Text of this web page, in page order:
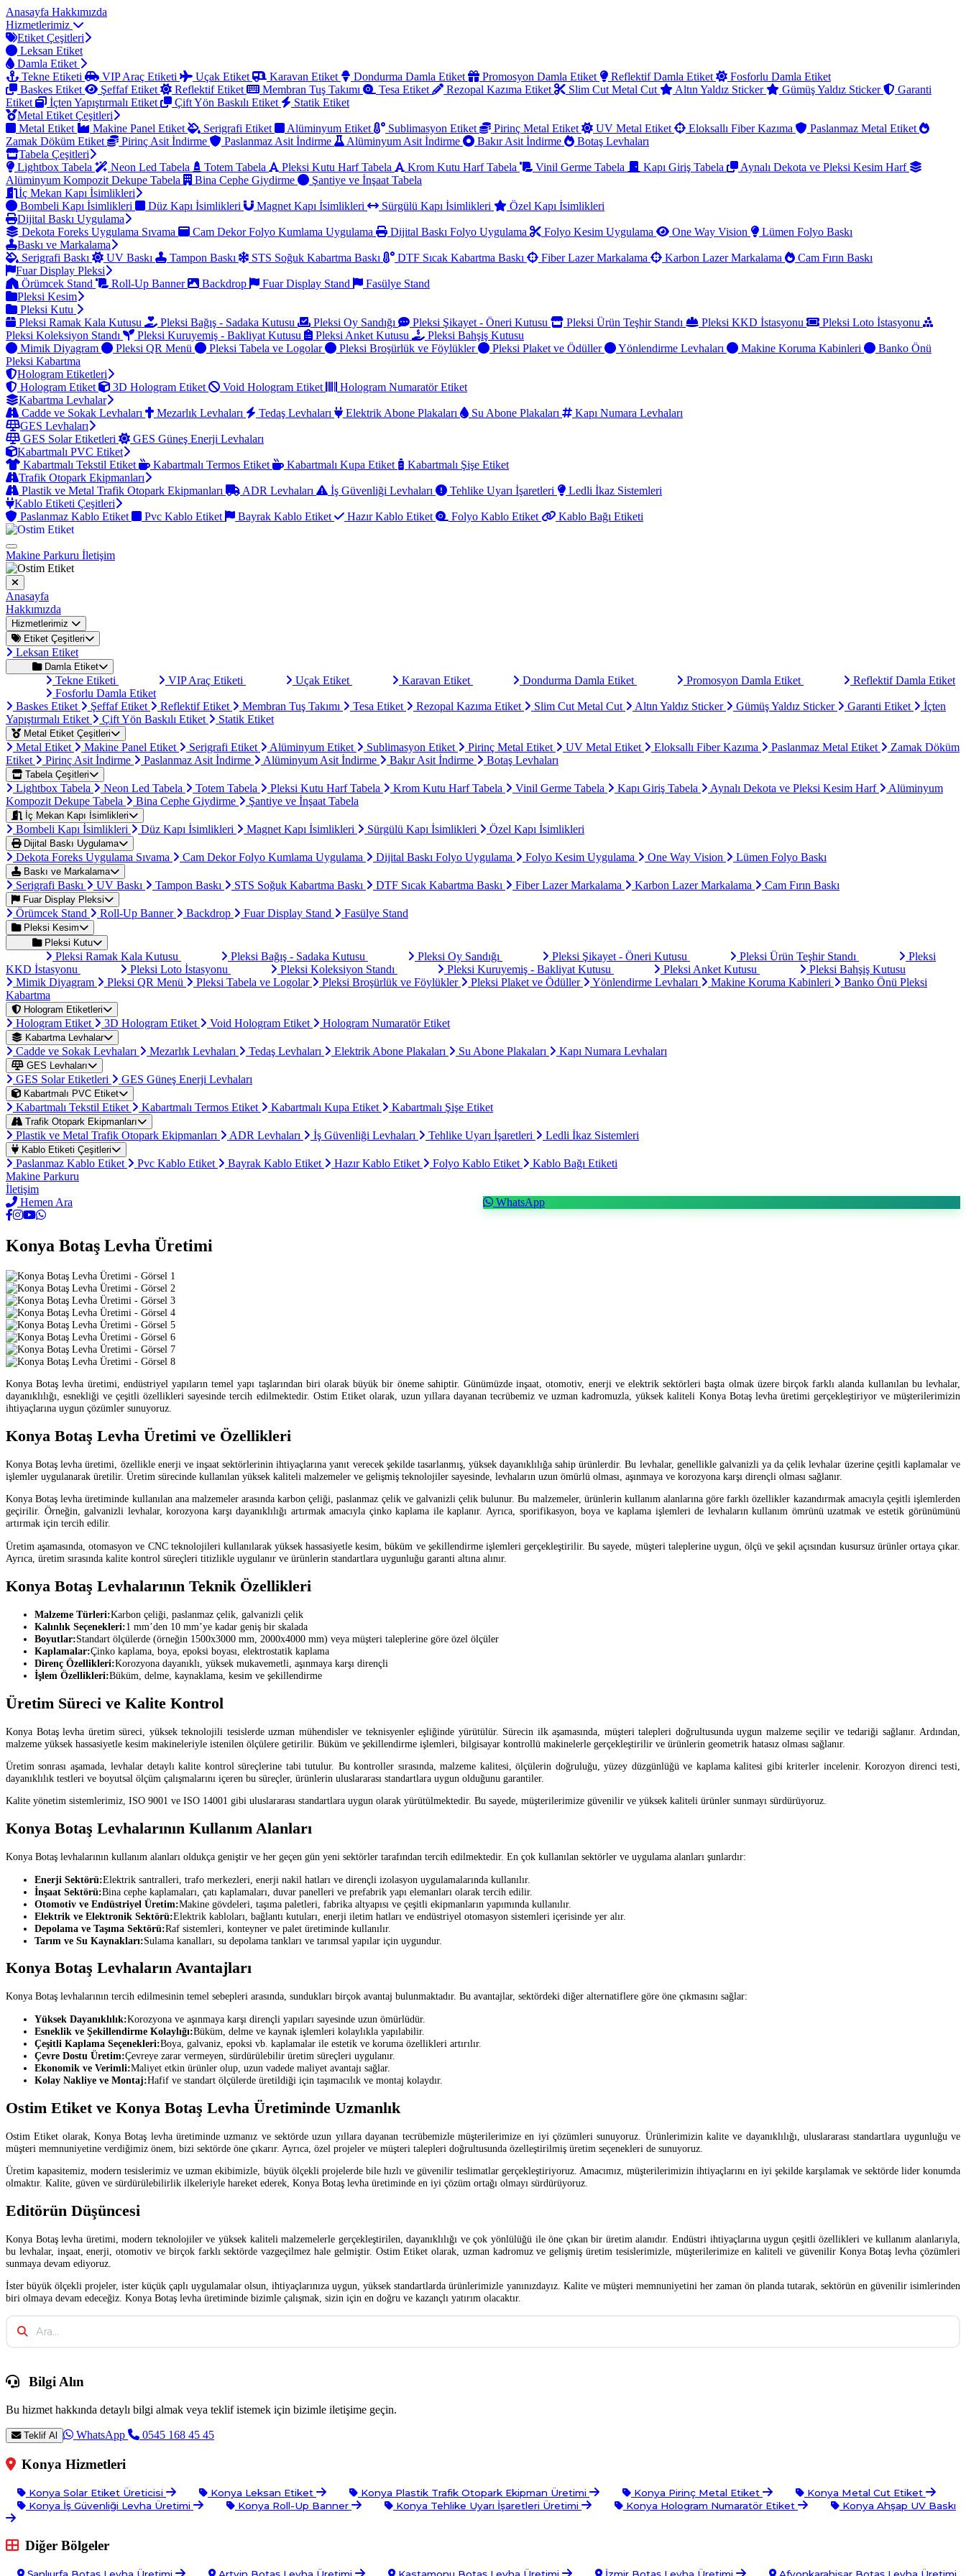
Anasayfa Hakkımızda
Hizmetlerimiz
Etiket Çeşitleri
Leksan Etiket
Damla Etiket
Tekne Etiketi
VIP Araç Etiketi Uçak Etiket Karavan Etiket Dondurma Damla Etiket Promosyon Damla Etiket Reflektif Damla Etiket
Fosforlu Damla Etiket
Baskes Etiket
Şeffaf Etiket Reflektif Etiket Membran Tuş Takımı Tesa Etiket Rezopal Kazıma Etiket Slim Cut Metal Cut Altın Yaldız Sticker Gümüş Yaldız Sticker
Garanti
Etiket
İçten Yapıştırmalı Etiket Çift Yön Baskılı Etiket
Statik Etiket
Metal Etiket Çeşitleri
Metal Etiket
Makine Panel Etiket Serigrafi Etiket Alüminyum Etiket Sublimasyon Etiket Pirinç Metal Etiket UV Metal Etiket Eloksallı Fiber Kazıma
Paslanmaz Metal Etiket
Zamak Döküm Etiket
Pirinç Asit İndirme Paslanmaz Asit İndirme Alüminyum Asit İndirme Bakır Asit İndirme
Botaş Levhaları
Tabela Çeşitleri
Lightbox Tabela
Neon Led Tabela Totem Tabela Pleksi Kutu Harf Tabela Krom Kutu Harf Tabela Vinil Germe Tabela Kapı Giriş Tabela
Aynalı Dekota ve Pleksi Kesim Harf
Alüminyum Kompozit Dekupe Tabela
Bina Cephe Giydirme
Şantiye ve İnşaat Tabela
İç Mekan Kapı İsimlikleri
Bombeli Kapı İsimlikleri
Düz Kapı İsimlikleri Magnet Kapı İsimlikleri Sürgülü Kapı İsimlikleri
Özel Kapı İsimlikleri
Dijital Baskı Uygulama
Dekota Foreks Uygulama Sıvama
Cam Dekor Folyo Kumlama Uygulama Dijital Baskı Folyo Uygulama Folyo Kesim Uygulama One Way Vision
Lümen Folyo Baskı
Baskı ve Markalama
Serigrafi Baskı
UV Baskı Tampon Baskı STS Soğuk Kabartma Baskı DTF Sıcak Kabartma Baskı Fiber Lazer Markalama Karbon Lazer Markalama
Cam Fırın Baskı
Fuar Display Pleksi
Örümcek Stand
Roll-Up Banner Backdrop Fuar Display Stand
Fasülye Stand
Pleksi Kesim
Pleksi Kutu
Pleksi Ramak Kala Kutusu
Pleksi Bağış - Sadaka Kutusu Pleksi Oy Sandığı Pleksi Şikayet - Öneri Kutusu Pleksi Ürün Teşhir Standı Pleksi KKD İstasyonu
Pleksi Loto İstasyonu
Pleksi Koleksiyon Standı
Pleksi Kuruyemiş - Bakliyat Kutusu Pleksi Anket Kutusu
Pleksi Bahşiş Kutusu
Mimik Diyagram
Pleksi QR Menü Pleksi Tabela ve Logolar Pleksi Broşürlük ve Föylükler Pleksi Plaket ve Ödüller Yönlendirme Levhaları Makine Koruma Kabinleri
Banko Önü
Pleksi Kabartma
Hologram Etiketleri
Hologram Etiket
3D Hologram Etiket Void Hologram Etiket
Hologram Numaratör Etiket
Kabartma Levhalar
Cadde ve Sokak Levhaları
Mezarlık Levhaları Tedaş Levhaları Elektrik Abone Plakaları Su Abone Plakaları
Kapı Numara Levhaları
GES Levhaları
GES Solar Etiketleri
GES Güneş Enerji Levhaları
Kabartmalı PVC Etiket
Kabartmalı Tekstil Etiket
Kabartmalı Termos Etiket Kabartmalı Kupa Etiket
Kabartmalı Şişe Etiket
Trafik Otopark Ekipmanları
Plastik ve Metal Trafik Otopark Ekipmanları
ADR Levhaları İş Güvenliği Levhaları Tehlike Uyarı İşaretleri
Ledli İkaz Sistemleri
Kablo Etiketi Çeşitleri
Paslanmaz Kablo Etiket
Pvc Kablo Etiket Bayrak Kablo Etiket Hazır Kablo Etiket Folyo Kablo Etiket Kablo Bağı Etiketi
Makine Parkuru İletişim
Anasayfa
Hakkımızda
Hizmetlerimiz
Etiket Çeşitleri
Leksan Etiket
Damla Etiket
Tekne Etiketi VIP Araç Etiketi Uçak Etiket Karavan Etiket Dondurma Damla Etiket Promosyon Damla Etiket
Reflektif Damla Etiket
Fosforlu Damla Etiket
Baskes Etiket
Şeffaf Etiket Reflektif Etiket Membran Tuş Takımı Tesa Etiket Rezopal Kazıma Etiket Slim Cut Metal Cut Altın Yaldız Sticker Gümüş Yaldız Sticker Garanti Etiket
İçten
Yapıştırmalı Etiket
Çift Yön Baskılı Etiket Statik Etiket
Metal Etiket Çeşitleri
Metal Etiket Makine Panel Etiket Serigrafi Etiket Alüminyum Etiket Sublimasyon Etiket Pirinç Metal Etiket UV Metal Etiket Eloksallı Fiber Kazıma Paslanmaz Metal Etiket
Zamak Döküm
Etiket
Pirinç Asit İndirme Paslanmaz Asit İndirme Alüminyum Asit İndirme Bakır Asit İndirme Botaş Levhaları
Tabela Çeşitleri
Lightbox Tabela Neon Led Tabela Totem Tabela Pleksi Kutu Harf Tabela Krom Kutu Harf Tabela Vinil Germe Tabela Kapı Giriş Tabela Aynalı Dekota ve Pleksi Kesim Harf
Alüminyum
Kompozit Dekupe Tabela
Bina Cephe Giydirme Şantiye ve İnşaat Tabela
İç Mekan Kapı İsimlikleri
Bombeli Kapı İsimlikleri Düz Kapı İsimlikleri Magnet Kapı İsimlikleri Sürgülü Kapı İsimlikleri Özel Kapı İsimlikleri
Dijital Baskı Uygulama
Dekota Foreks Uygulama Sıvama Cam Dekor Folyo Kumlama Uygulama Dijital Baskı Folyo Uygulama Folyo Kesim Uygulama One Way Vision Lümen Folyo Baskı
Baskı ve Markalama
Serigrafi Baskı UV Baskı Tampon Baskı STS Soğuk Kabartma Baskı DTF Sıcak Kabartma Baskı Fiber Lazer Markalama Karbon Lazer Markalama Cam Fırın Baskı
Fuar Display Pleksi
Örümcek Stand Roll-Up Banner Backdrop Fuar Display Stand Fasülye Stand
Pleksi Kesim
Pleksi Kutu
Pleksi Ramak Kala Kutusu Pleksi Bağış - Sadaka Kutusu Pleksi Oy Sandığı Pleksi Şikayet - Öneri Kutusu Pleksi Ürün Teşhir Standı
Pleksi
KKD İstasyonu
Pleksi Loto İstasyonu Pleksi Koleksiyon Standı Pleksi Kuruyemiş - Bakliyat Kutusu Pleksi Anket Kutusu
Pleksi Bahşiş Kutusu
Mimik Diyagram
Pleksi QR Menü Pleksi Tabela ve Logolar Pleksi Broşürlük ve Föylükler Pleksi Plaket ve Ödüller Yönlendirme Levhaları Makine Koruma Kabinleri
Banko Önü Pleksi
Kabartma
Hologram Etiketleri
Hologram Etiket 3D Hologram Etiket Void Hologram Etiket Hologram Numaratör Etiket
Kabartma Levhalar
Cadde ve Sokak Levhaları Mezarlık Levhaları Tedaş Levhaları Elektrik Abone Plakaları Su Abone Plakaları Kapı Numara Levhaları
GES Levhaları
GES Solar Etiketleri GES Güneş Enerji Levhaları
Kabartmalı PVC Etiket
Kabartmalı Tekstil Etiket Kabartmalı Termos Etiket Kabartmalı Kupa Etiket Kabartmalı Şişe Etiket
Trafik Otopark Ekipmanları
Plastik ve Metal Trafik Otopark Ekipmanları ADR Levhaları İş Güvenliği Levhaları Tehlike Uyarı İşaretleri Ledli İkaz Sistemleri
Kablo Etiketi Çeşitleri
Paslanmaz Kablo Etiket Pvc Kablo Etiket Bayrak Kablo Etiket Hazır Kablo Etiket Folyo Kablo Etiket
Kablo Bağı Etiketi
Makine Parkuru
İletişim
Hemen Ara
WhatsApp
Konya Botaş Levha Üretimi
Konya Botaş levha üretimi, endüstriyel yapıların temel yapı taşlarından biri olarak büyük bir öneme sahiptir. Günümüzde inşaat, otomotiv, enerji ve elektrik sektörleri başta olmak üzere birçok farklı alanda kullanılan bu levhalar,
dayanıklılığı, esnekliği ve çeşitli özellikleri sayesinde tercih edilmektedir. Ostim Etiket olarak, uzun yıllara dayanan tecrübemiz ve uzman kadromuzla, yüksek kaliteli Konya Botaş levha üretimi gerçekleştiriyor ve müşterilerimizin
ihtiyaçlarına uygun çözümler sunuyoruz.
Konya Botaş Levha Üretimi ve Özellikleri
Konya Botaş levha üretimi, özellikle enerji ve inşaat sektörlerinin ihtiyaçlarına yanıt verecek şekilde tasarlanmış, yüksek dayanıklılığa sahip ürünlerdir. Bu levhalar, genellikle galvanizli ya da çelik levhalar üzerine çeşitli kaplamalar ve
işlemler uygulanarak üretilir. Üretim sürecinde kullanılan yüksek kaliteli malzemeler ve gelişmiş teknolojiler sayesinde, levhaların uzun ömürlü olması, aşınmaya ve korozyona karşı dirençli olması sağlanır.
Konya Botaş levha üretiminde kullanılan ana malzemeler arasında karbon çeliği, paslanmaz çelik ve galvanizli çelik bulunur. Bu malzemeler, ürünlerin kullanım alanlarına göre farklı özellikler kazandırmak amacıyla çeşitli işlemlerden
geçirilir. Örneğin, galvanizli levhalar, korozyona karşı dayanıklılığı artırmak amacıyla çinko kaplama ile kaplanır. Ayrıca, sporifikasyon, boya ve kaplama işlemleri de levhaların kullanım ömrünü uzatmak ve estetik görünümünü
artırmak için tercih edilir.
Üretim aşamasında, otomasyon ve CNC teknolojileri kullanılarak yüksek hassasiyetle kesim, büküm ve şekillendirme işlemleri gerçekleştirilir. Bu sayede, müşteri taleplerine uygun, ölçü ve şekil açısından kusursuz ürünler ortaya çıkar.
Ayrıca, üretim sırasında kalite kontrol süreçleri titizlikle uygulanır ve ürünlerin standartlara uygunluğu garanti altına alınır.
Konya Botaş Levhalarının Teknik Özellikleri
Malzeme Türleri:Karbon çeliği, paslanmaz çelik, galvanizli çelik
Kalınlık Seçenekleri:1 mm’den 10 mm’ye kadar geniş bir skalada
Boyutlar:Standart ölçülerde (örneğin 1500x3000 mm, 2000x4000 mm) veya müşteri taleplerine göre özel ölçüler
Kaplamalar:Çinko kaplama, boya, epoksi boyası, elektrostatik kaplama
Direnç Özellikleri:Korozyona dayanıklı, yüksek mukavemetli, aşınmaya karşı dirençli
İşlem Özellikleri:Büküm, delme, kaynaklama, kesim ve şekillendirme
Üretim Süreci ve Kalite Kontrol
Konya Botaş levha üretim süreci, yüksek teknolojili tesislerde uzman mühendisler ve teknisyenler eşliğinde yürütülür. Sürecin ilk aşamasında, müşteri talepleri doğrultusunda uygun malzeme seçilir ve tedariği sağlanır. Ardından,
malzeme yüksek hassasiyetle kesim makineleriyle istenilen ölçülere getirilir. Büküm ve şekillendirme işlemleri, bilgisayar kontrollü makinelerle gerçekleştirilir ve ürünlerin geometrik hatasız olması sağlanır.
Üretim sonrası aşamada, levhalar detaylı kalite kontrol süreçlerine tabi tutulur. Bu kontroller sırasında, malzeme kalitesi, ölçülerin doğruluğu, yüzey düzgünlüğü ve kaplama kalitesi gibi kriterler incelenir. Korozyon direnci testi,
dayanıklılık testleri ve boyutsal ölçüm çalışmalarını içeren bu süreçler, ürünlerin uluslararası standartlara uygun olduğunu garantiler.
Kalite yönetim sistemlerimiz, ISO 9001 ve ISO 14001 gibi uluslararası standartlara uygun olarak yürütülmektedir. Bu sayede, müşterilerimize güvenilir ve yüksek kaliteli ürünler sunmayı sürdürüyoruz.
Konya Botaş Levhalarının Kullanım Alanları
Konya Botaş levhalarının kullanım alanları oldukça geniştir ve her geçen gün yeni sektörler tarafından tercih edilmektedir. En çok kullanılan sektörler ve uygulama alanları şunlardır:
Enerji Sektörü:Elektrik santralleri, trafo merkezleri, enerji nakil hatları ve dirençli izolasyon uygulamalarında kullanılır.
İnşaat Sektörü:Bina cephe kaplamaları, çatı kaplamaları, duvar panelleri ve prefabrik yapı elemanları olarak tercih edilir.
Otomotiv ve Endüstriyel Üretim:Makine gövdeleri, taşıma paletleri, fabrika altyapısı ve çeşitli ekipmanların yapımında kullanılır.
Elektrik ve Elektronik Sektörü:Elektrik kabloları, bağlantı kutuları, enerji iletim hatları ve endüstriyel otomasyon sistemleri içerisinde yer alır.
Depolama ve Taşıma Sektörü:Raf sistemleri, konteyner ve palet üretiminde kullanılır.
Tarım ve Su Kaynakları:Sulama kanalları, su depolama tankları ve tarımsal yapılar için uygundur.
Konya Botaş Levhaların Avantajları
Konya Botaş levhalarının tercih edilmesinin temel sebepleri arasında, sundukları birçok avantaj bulunmaktadır. Bu avantajlar, sektördeki diğer alternatiflere göre öne çıkmasını sağlar:
Yüksek Dayanıklılık:Korozyona ve aşınmaya karşı dirençli yapıları sayesinde uzun ömürlüdür.
Esneklik ve Şekillendirme Kolaylığı:Büküm, delme ve kaynak işlemleri kolaylıkla yapılabilir.
Çeşitli Kaplama Seçenekleri:Boya, galvaniz, epoksi vb. kaplamalar ile estetik ve koruma özellikleri artırılır.
Çevre Dostu Üretim:Çevreye zarar vermeyen, sürdürülebilir üretim süreçleri uygulanır.
Ekonomik ve Verimli:Maliyet etkin ürünler olup, uzun vadede maliyet avantajı sağlar.
Kolay Nakliye ve Montaj:Hafif ve standart ölçülerde üretildiği için taşımacılık ve montaj kolaydır.
Ostim Etiket ve Konya Botaş Levha Üretiminde Uzmanlık
Ostim Etiket olarak, Konya Botaş levha üretiminde uzmanız ve sektörde uzun yıllara dayanan tecrübemizle müşterilerimize en iyi çözümleri sunuyoruz. Ürünlerimizin kalite ve dayanıklılığı, uluslararası standartlara uygunluğu ve
müşteri memnuniyetine verdiğimiz önem, bizi sektörde öne çıkarır. Ayrıca, özel projeler ve müşteri talepleri doğrultusunda özelleştirilmiş üretim seçenekleri de sunuyoruz.
Üretim kapasitemiz, modern tesislerimiz ve uzman ekibimizle, büyük ölçekli projelerde bile hızlı ve güvenilir teslimatlar gerçekleştiriyoruz. Amacımız, müşterilerimizin ihtiyaçlarını en iyi şekilde karşılamak ve sektörde lider konumda
olmaktır. Kalite, güven ve sürdürülebilirlik ilkeleriyle hareket ederek, Konya Botaş levha üretiminde en iyi çözüm ortağı olmayı sürdürüyoruz.
Editörün Düşüncesi
Konya Botaş levha üretimi, modern teknolojiler ve yüksek kaliteli malzemelerle gerçekleştirilen, dayanıklılığı ve çok yönlülüğü ile öne çıkan bir üretim alanıdır. Endüstri ihtiyaçlarına uygun çeşitli özellikleri ve kullanım alanlarıyla,
bu levhalar, inşaat, enerji, otomotiv ve birçok farklı sektörde vazgeçilmez hale gelmiştir. Ostim Etiket olarak, uzman kadromuz ve gelişmiş üretim tesislerimizle, müşterilerimize en kaliteli ve güvenilir Konya Botaş levha çözümleri
sunmaya devam ediyoruz.
İster büyük ölçekli projeler, ister küçük çaplı uygulamalar olsun, ihtiyaçlarınıza uygun, yüksek standartlarda ürünlerimizle yanınızdayız. Kalite ve müşteri memnuniyetini her zaman ön planda tutarak, sektörün en güvenilir isimlerinden
biri olmaya devam edeceğiz. Konya Botaş levha üretiminde bizimle çalışmak, sizin için en doğru ve kazançlı yatırım olacaktır.
Bilgi Alın
Bu hizmet hakkında detaylı bilgi almak veya teklif istemek için bizimle iletişime geçin.
Teklif Al WhatsApp 0545 168 45 45
Konya Hizmetleri
Konya Solar Etiket Üreticisi Konya Leksan Etiket Konya Plastik Trafik Otopark Ekipman Üretimi Konya Pirinç Metal Etiket
Konya Metal Cut Etiket
Konya İş Güvenliği Levha Üretimi
Konya Roll-Up Banner Konya Tehlike Uyarı İşaretleri Üretimi Konya Hologram Numaratör Etiket Konya Ahşap UV Baskı
Diğer Bölgeler